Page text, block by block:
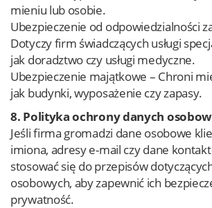
mieniu lub osobie.
Ubezpieczenie od odpowiedzialności
Dotyczy firm świadczących usługi
jak doradztwo czy usługi medyczne.
Ubezpieczenie majątkowe – Chroni
jak budynki, wyposażenie czy zapasy.
8. Polityka ochrony danych
Jeśli firma gromadzi dane osobowe
imiona, adresy e-mail czy dane
stosować się do przepisów
osobowych, aby zapewnić ich
prywatność.